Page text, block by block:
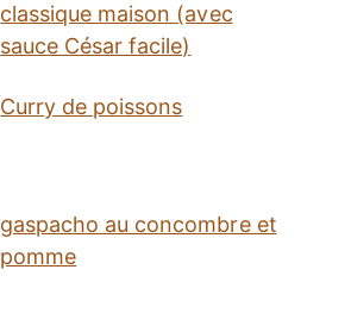
classique maison (avec
sauce César facile)
Curry de poissons
gaspacho au concombre et
pomme